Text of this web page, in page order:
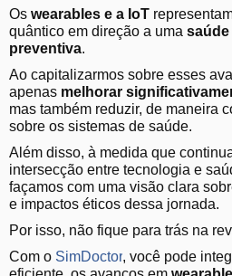
Os wearables e a IoT
quântico em direção a uma saúde
preventiva.
Ao capitalizarmos sobre esses
apenas melhorar
mas também reduzir, de maneira
sobre os sistemas de saúde.
Além disso, à medida que
intersecção entre tecnologia e
façamos com uma visão clara
e impactos éticos dessa jornada.
Por isso, não fique para trás na
Com o SimDoctor, você pode